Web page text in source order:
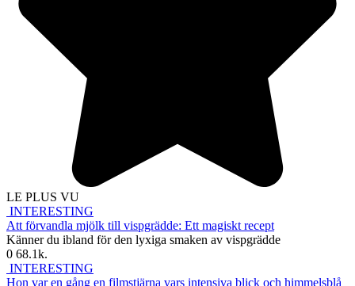
LE PLUS VU
INTERESTING
Att förvandla mjölk till vispgrädde: Ett magiskt recept
Känner du ibland för den lyxiga smaken av vispgrädde
0 68.1k.
INTERESTING
Hon var en gång en filmstjärna vars intensiva blick och himmelsblå